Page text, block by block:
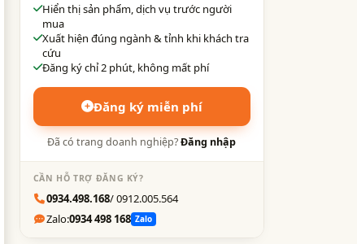
Hiển thị sản phẩm, dịch vụ trước người
mua
Xuất hiện đúng ngành & tỉnh khi khách tra
cứu
Đăng ký chỉ 2 phút, không mất phí
Đăng ký miễn phí
Đã có trang doanh nghiệp?Đăng nhập
CẦN HỖ TRỢ ĐĂNG KÝ?
0934.498.168/ 0912.005.564
Zalo:0934 498 168 Zalo